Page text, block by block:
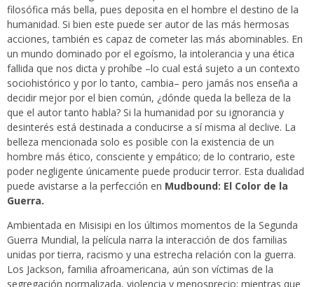
filosófica más bella, pues deposita en el hombre el destino de la
humanidad. Si bien este puede ser autor de las más hermosas
acciones, también es capaz de cometer las más abominables. En
un mundo dominado por el egoísmo, la intolerancia y una ética
fallida que nos dicta y prohíbe –lo cual está sujeto a un contexto
sociohistórico y por lo tanto, cambia– pero jamás nos enseña a
decidir mejor por el bien común, ¿dónde queda la belleza de la
que el autor tanto habla? Si la humanidad por su ignorancia y
desinterés está destinada a conducirse a sí misma al declive. La
belleza mencionada solo es posible con la existencia de un
hombre más ético, consciente y empático; de lo contrario, este
poder negligente únicamente puede producir terror. Esta dualidad
puede avistarse a la perfección en Mudbound: El Color de la
Guerra.
Ambientada en Misisipi en los últimos momentos de la Segunda
Guerra Mundial, la película narra la interacción de dos familias
unidas por tierra, racismo y una estrecha relación con la guerra.
Los Jackson, familia afroamericana, aún son víctimas de la
segregación normalizada, violencia y menosprecio; mientras que